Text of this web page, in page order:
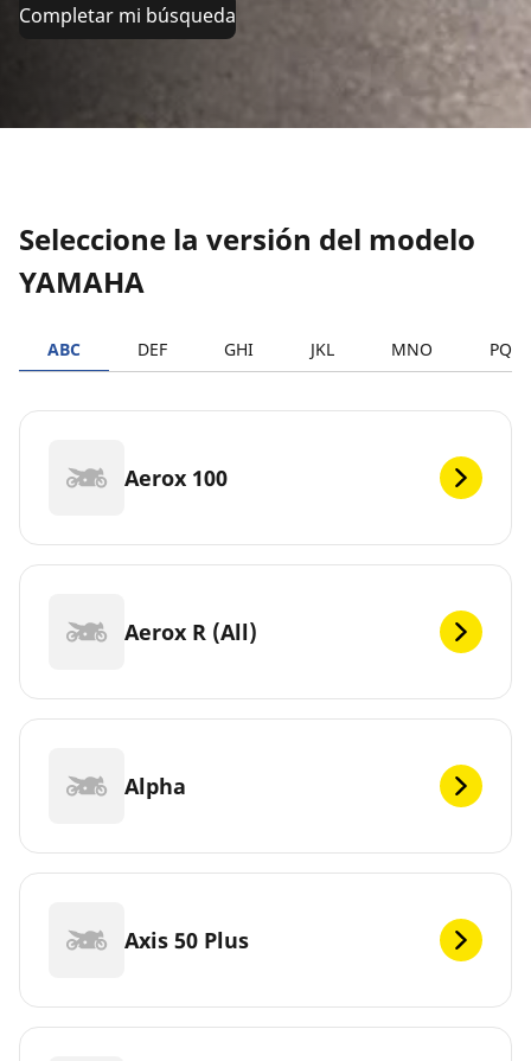
Completar mi búsqueda
Seleccione la versión del modelo
YAMAHA
ABC DEF GHI JKL MNO PQRS
Aerox 100
Aerox R (All)
Alpha
Axis 50 Plus